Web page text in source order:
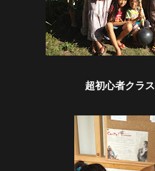
超初心者クラス